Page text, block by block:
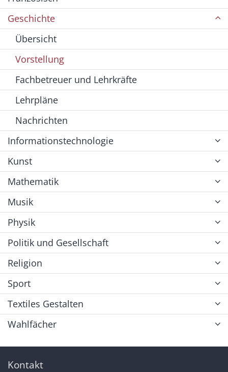
Geschichte
Übersicht
Vorstellung
Fachbetreuer und Lehrkräfte
Lehrpläne
Nachrichten
Informationstechnologie
Kunst
Mathematik
Musik
Physik
Politik und Gesellschaft
Religion
Sport
Textiles Gestalten
Wahlfächer
Kontakt